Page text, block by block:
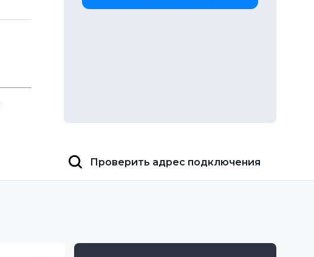
Проверить адрес подключения